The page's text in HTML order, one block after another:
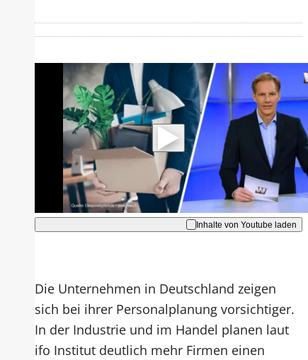
Mit der Wiedergabe dieses Videos
werden Daten an Youtube übertragen.
Hinweise dazu erhalten Sie in der
Datenschutzerklärung.
Akzeptieren
Inhalte von Youtube laden
Die Unternehmen in Deutschland zeigen
sich bei ihrer Personalplanung vorsichtiger.
In der Industrie und im Handel planen laut
ifo Institut deutlich mehr Firmen einen